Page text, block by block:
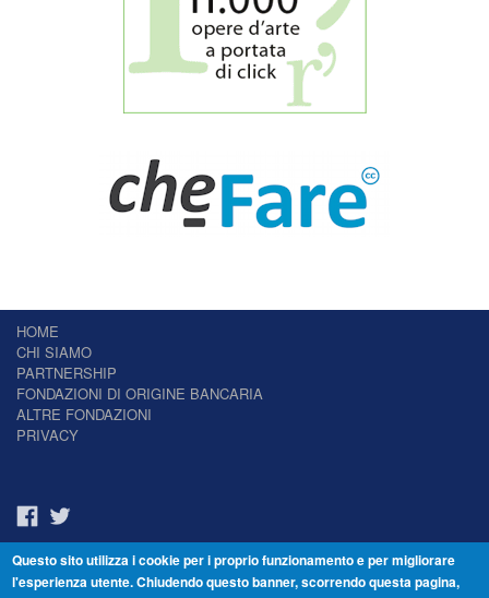
HOME
CHI SIAMO
PARTNERSHIP
FONDAZIONI DI ORIGINE BANCARIA
ALTRE FONDAZIONI
PRIVACY
Il Giornale delle Fondazioni - Periodico telematico
Reg. Tribunale n.7 del 22/07/2014 – ISSN 2421-2466
Questo sito utilizza i cookie per i proprio funzionamento e per migliorare
l'esperienza utente. Chiudendo questo banner, scorrendo questa pagina,